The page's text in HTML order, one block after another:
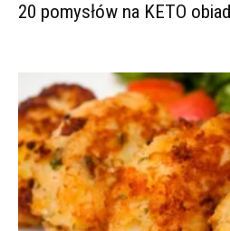
20 pomysłów na KETO obiad